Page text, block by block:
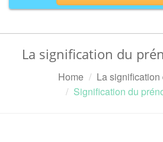
La signification du
Home
La
Signification du